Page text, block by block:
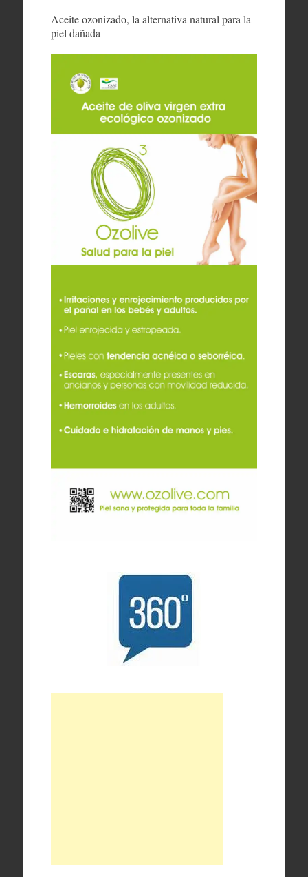
Aceite ozonizado, la alternativa natural para la
piel dañada